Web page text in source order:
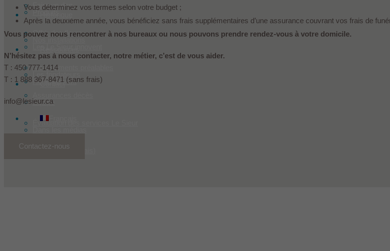
Faire un don
Offrir des fleurs
Produits
Arrangements préalables
Évaluation des services Le Sieur
Équipe
Hébergement
Contact
English(
Vous déterminez vos termes selon votre budget ;
Après la deuxième année, vous bénéficiez sans frais supplémentaires d’une assurance couvrant vos frais de
Vous pouvez nous rencontrer à nos bureaux ou nous pouvons prendre rendez-vous à votre domicile.
N’hésitez pas à nous contacter, notre métier, c’est de vous aider.
T : 450 777-1414
T : 1 888 367-8471 (sans frais)
info@lesieur.ca
Contactez-nous